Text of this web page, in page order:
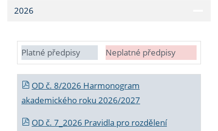
2026
Platné předpisy Neplatné předpisy
OD č. 8/2026 Harmonogram
akademického roku 2026/2027
OD č. 7_2026 Pravidla pro rozdělení